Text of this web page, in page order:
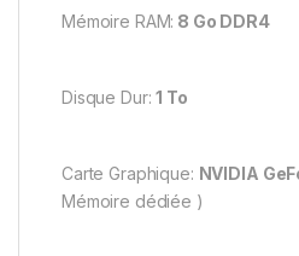
Mémoire RAM: 8 Go DDR4
Disque Dur:1 To
Carte Graphique: NVIDIA
Mémoire dédiée )